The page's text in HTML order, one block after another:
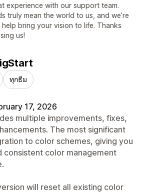
experience with our support team.
truly mean the world to us, and we’re
bring your vision to life. Thanks
us!
ทุกธีม
17, 2026
multiple improvements, fixes,
The most significant
to color schemes, giving you
consistent color management
will reset all existing color